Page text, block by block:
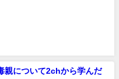
親について2chから学んだ